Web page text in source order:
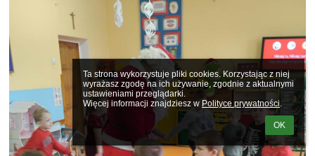
Ta strona wykorzystuje pliki cookies. Korzystając z niej
wyrażasz zgodę na ich używanie, zgodnie z aktualnymi
ustawieniami przeglądarki.
Więcej informacji znajdziesz w Polityce prywatności.
OK